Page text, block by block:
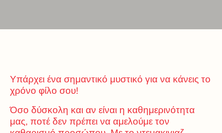
Υπάρχει ένα σημαντικό μυστικό για να κάνεις το
χρόνο φίλο σου!
Όσο δύσκολη και αν είναι η καθημερινότητα
μας, ποτέ δεν πρέπει να αμελούμε τον